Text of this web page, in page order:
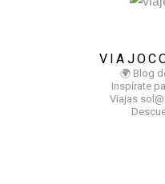
🌍 Blog
Inspírate
Viajas